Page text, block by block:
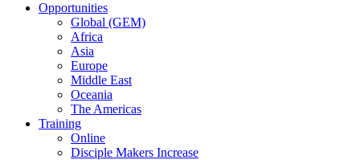
Opportunities
Global (GEM)
Africa
Asia
Europe
Middle East
Oceania
The Americas
Training
Online
Disciple Makers Increase